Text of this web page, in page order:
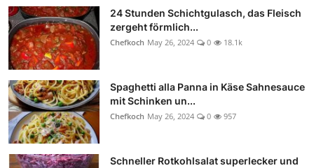
24 Stunden Schichtgulasch, das Fleisch
zergeht förmlich...
Chefkoch May 26, 2024 0 18.1k
Spaghetti alla Panna in Käse Sahnesauce
mit Schinken un...
Chefkoch May 26, 2024 0 957
Schneller Rotkohlsalat superlecker und